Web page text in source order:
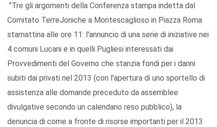
"Tre gli argomenti della Conferenza stampa indetta dal
Comitato TerreJoniche a Montescaglioso in Piazza Roma
stamattina alle ore 11: l'annuncio di una serie di iniziative nei
4 comuni Lucani e in quelli Pugliesi interessati dai
Provvedimenti del Governo che stanzia fondi per i danni
subiti dai privati nel 2013 (con l'apertura di uno sportello di
assistenza alle domande preceduto da assemblee
divulgative secondo un calendario reso pubblico), la
denuncia di come a fronte di risorse importanti per il 2013